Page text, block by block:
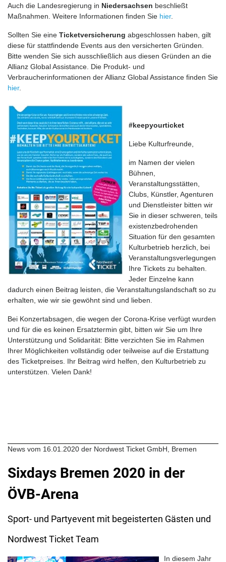
Auch die Landesregierung in Niedersachsen beschließt
Maßnahmen. Weitere Informationen finden Sie hier.
Sollten Sie eine Ticketversicherung abgeschlossen haben, gilt
diese für stattfindende Events aus den versicherten Gründen.
Bitte wenden Sie sich ausschließlich aus diesen Gründen an die
Allianz Global Assistance. Die Produkt- und
Verbraucherinformationen der Allianz Global Assistance finden Sie
hier.
#keepyourticket
Liebe Kulturfreunde,
im Namen der vielen
Bühnen,
Veranstaltungsstätten,
Clubs, Künstler, Agenturen
und Dienstleister bitten wir
Sie in dieser schweren, teils
existenzbedrohenden
Situation für den gesamten
Kulturbetrieb herzlich, bei
Veranstaltungsverlegungen
Ihre Tickets zu behalten.
Jeder Einzelne kann
dadurch einen Beitrag leisten, die Veranstaltungslandschaft so zu
erhalten, wie wir sie gewöhnt sind und lieben.
Bei Konzertabsagen, die wegen der Corona-Krise verfügt wurden
und für die es keinen Ersatztermin gibt, bitten wir Sie um Ihre
Unterstützung und Solidarität: Bitte verzichten Sie im Rahmen
Ihrer Möglichkeiten vollständig oder teilweise auf die Erstattung
des Ticketpreises. Ihr Beitrag wird helfen, den Kulturbetrieb zu
unterstützen. Vielen Dank!
News vom 16.01.2020 der Nordwest Ticket GmbH, Bremen
Sixdays Bremen 2020 in der
ÖVB-Arena
Sport- und Partyevent mit begeisterten Gästen und
Nordwest Ticket Team
In diesem Jahr